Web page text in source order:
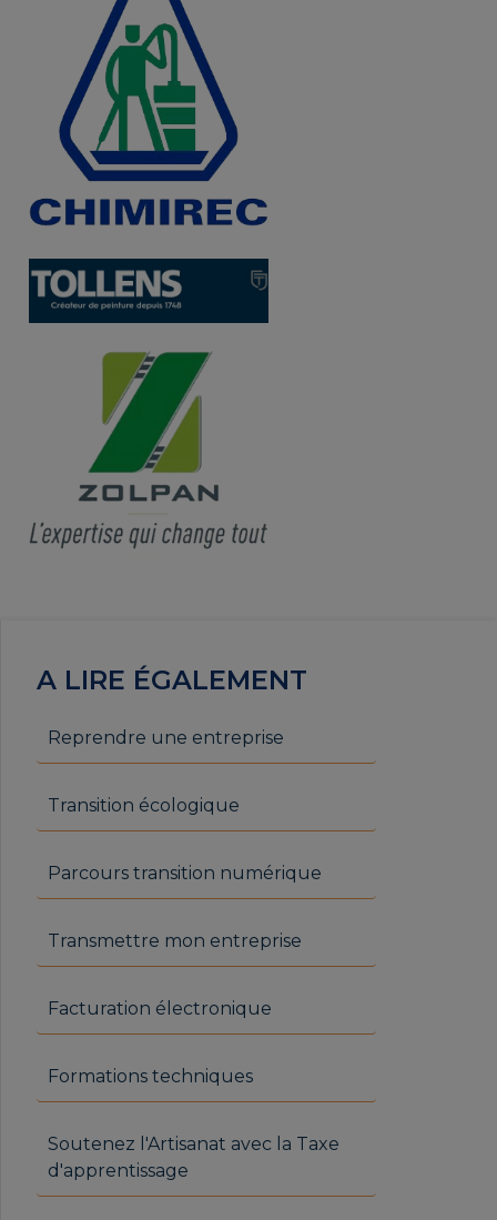
A LIRE ÉGALEMENT
Reprendre une entreprise
Transition écologique
Parcours transition numérique
Transmettre mon entreprise
Facturation électronique
Formations techniques
Soutenez l'Artisanat avec la Taxe
d'apprentissage